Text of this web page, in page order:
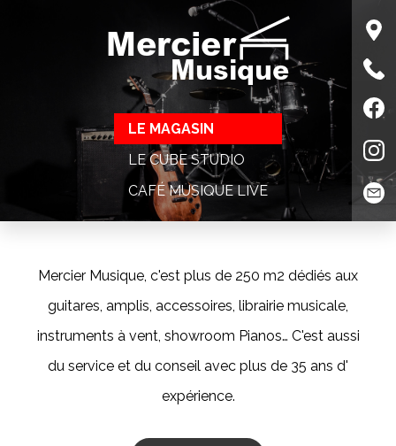
Mercier
Musique
LE MAGASIN
LE CUBE STUDIO
CAFÉ MUSIQUE LIVE
Mercier Musique, c'est plus de 250 m2 dédiés aux
guitares, amplis, accessoires, librairie musicale,
instruments à vent, showroom Pianos… C'est aussi
du service et du conseil avec plus de 35 ans d'
expérience.